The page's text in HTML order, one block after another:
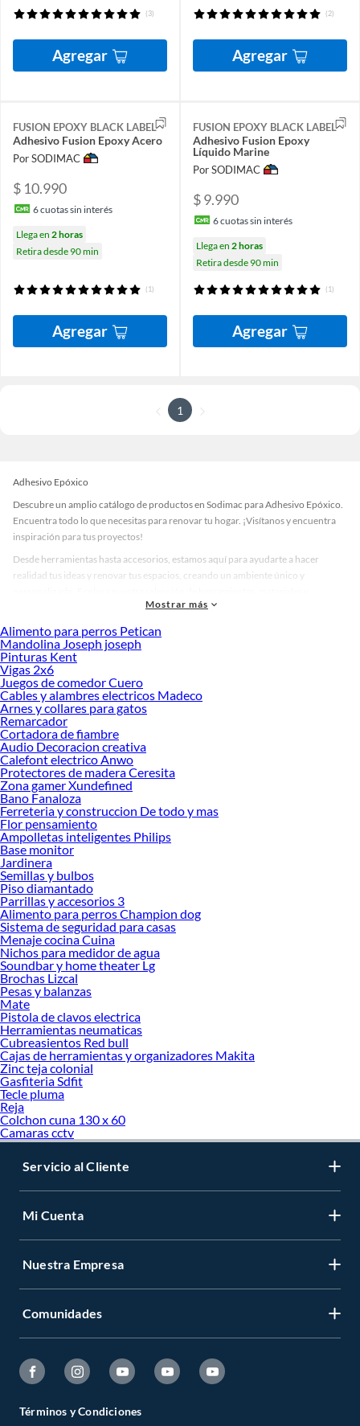
(3)
Agregar
(2)
Agregar
FUSION EPOXY BLACK LABEL
Adhesivo Fusion Epoxy Acero
Por SODIMAC
$ 10.990
6cuotas sin interés
Llega en 2 horas
Retira desde 90 min
(1)
Agregar
FUSION EPOXY BLACK LABEL
Adhesivo Fusion Epoxy
Líquido Marine
Por SODIMAC
$ 9.990
6cuotas sin interés
Llega en 2 horas
Retira desde 90 min
(1)
Agregar
1
Adhesivo Epóxico
Descubre un amplio catálogo de productos en Sodimac para Adhesivo Epóxico.
Encuentra todo lo que necesitas para renovar tu hogar. ¡Visítanos y encuentra
inspiración para tus proyectos!
Desde herramientas hasta accesorios, estamos aquí para ayudarte a hacer
realidad tus ideas y renovar tus espacios, creando un ambiente único y
accesorios de calidad que te ayudarán a crear un espacio más tú.
Desde remodelaciones hasta proyectos de decoración, estamos aquí para hacer
tus ideas realidad. ¡Visítanos y encuentra todo lo que tenemos para ofrecerte en
Adhesivo Epóxico!
Explora la variedad de productos de Adhesivo Epóxico en Sodimac
Herramientas, materiales y accesorios de calidad para tus proyectos y
renovación de espacios. ¡Visítanos y descubre todo lo que tenemos para
ofrecerte!
Encuentra una amplia variedad de productos de Adhesivo Epóxico en Sodimac.
Encuentra todo lo necesario para tus proyectos de renovación y decoración.
¡Visítanos y haz tus ideas realidad!
Mostrar más
Alimento para perros Petican
Mandolina Joseph joseph
Pinturas Kent
Vigas 2x6
Juegos de comedor Cuero
Cables y alambres electricos Madeco
Arnes y collares para gatos
Remarcador
Cortadora de fiambre
Audio Decoracion creativa
Calefont electrico Anwo
Protectores de madera Ceresita
Zona gamer Xundefined
Bano Fanaloza
Ferreteria y construccion De todo y mas
Flor pensamiento
Ampolletas inteligentes Philips
Base monitor
Jardinera
Semillas y bulbos
Piso diamantado
Parrillas y accesorios 3
Alimento para perros Champion dog
Sistema de seguridad para casas
Menaje cocina Cuina
Nichos para medidor de agua
Soundbar y home theater Lg
Brochas Lizcal
Pesas y balanzas
Mate
Pistola de clavos electrica
Herramientas neumaticas
Cubreasientos Red bull
Cajas de herramientas y organizadores Makita
Zinc teja colonial
Gasfiteria Sdfit
Tecle pluma
Reja
Colchon cuna 130 x 60
Camaras cctv
Servicio al Cliente
Mi Cuenta
Nuestra Empresa
Comunidades
Términos y Condiciones